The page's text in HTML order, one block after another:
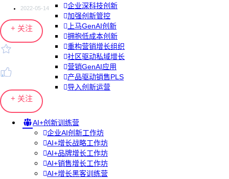
企业深科技创新
加强创新管控
上马GenAI创新
拥抱低成本创新
重构营销增长组织
社区驱动私域增长
营销GenAI应用
产品驱动销售PLS
导入创新运营
AI+创新训练营
企业AI创新工作坊
AI+增长战略工作坊
AI+品牌增长工作坊
AI+销售增长工作坊
AI+增长黑客训练营
2022-05-14
+ 关注
+ 关注